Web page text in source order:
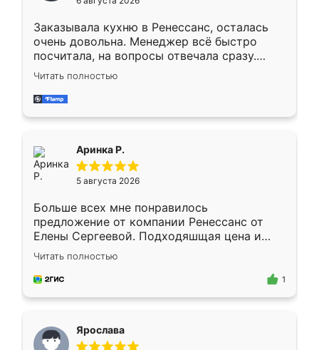
мебели буду заказывать только здесь.
Заказывала кухню в Ренессанс, осталась
очень довольна. Менеджер всё быстро
посчитала, на вопросы отвечала сразу.
Замерщик приехал в субботу, подошёл к
делу со всей ответственностью. Собрали
за день, ребята работали аккуратно, даже
Читать полностью
Аринка Р.
5 августа 2026
Больше всех мне понравилось
предложение от компании Ренессанс от
Елены Сергеевой. Подходяшщая цена и
короткие сроки изготовления. Приехавший
для замера сотрудник Владислав
предложил по моему эскизу самый
Читать полностью
1
Ярослава